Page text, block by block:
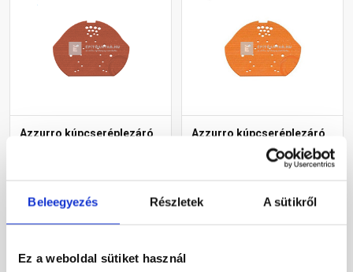
Beleegyezés Részletek A sütikről
Ez a weboldal sütiket használ
Azzurro kúpcseréplezáró
Gyártói készleten
Azzurro kúpcseréplezáró
műanyag téglavörös